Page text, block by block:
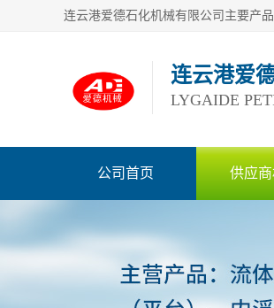
连云港爱
LYGAIDE
公司首页 供应